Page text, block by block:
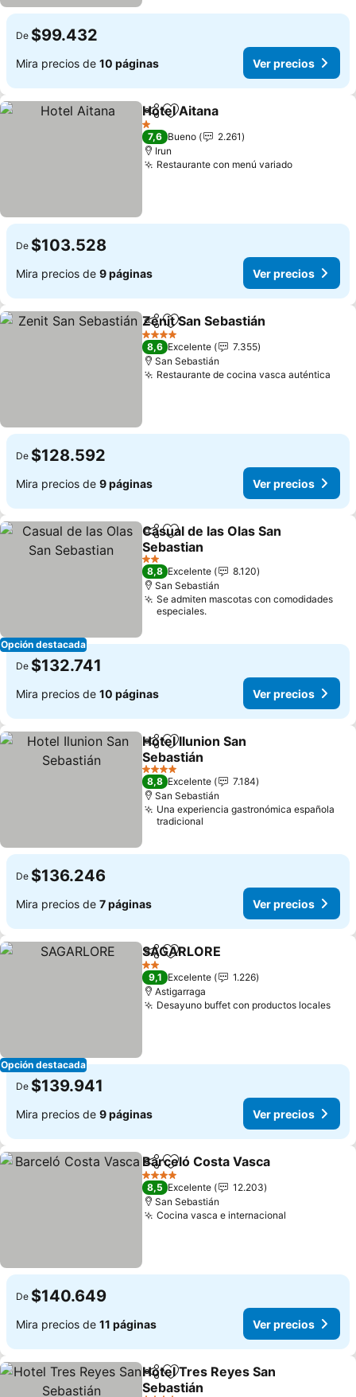
De $99.432
Mira precios de 10 páginas Ver precios
CompartirAgregar a favoritos
Hotel Aitana
1 Estrellas
7,6 Bueno
2.261
Irun
Restaurante con menú variadoVer
De $103.528
Mira precios de 9 páginas Ver precios
CompartirAgregar a favoritos
Zenit San Sebastián
4 Estrellas
8,6 Excelente
7.355
San Sebastián
Restaurante de cocina vasca auténtica
De $128.592
Mira precios de 9 páginas Ver precios
Opción destacada
CompartirAgregar a favoritos
Casual de las Olas San
Sebastian
Ver precios
2 Estrellas
8,8 Excelente
8.120
San Sebastián
Se admiten mascotas con comodidades
especiales.
De $132.741
Mira precios de 10 páginas Ver precios
CompartirAgregar a favoritos
Hotel Ilunion San
Sebastián
Ver precios
4 Estrellas
8,8 Excelente
7.184
San Sebastián
Una experiencia gastronómica española
tradicional
De $136.246
Mira precios de 7 páginas Ver precios
Opción destacada
CompartirAgregar a favoritos
SAGARLORE
2 Estrellas
9,1 Excelente
1.226
Astigarraga
Desayuno buffet con productos localesVer
De $139.941
Mira precios de 9 páginas Ver precios
CompartirAgregar a favoritos
Barceló Costa Vasca
4 Estrellas
8,5 Excelente
12.203
San Sebastián
Cocina vasca e internacional
De $140.649
Mira precios de 11 páginas Ver precios
CompartirAgregar a favoritos
Hotel Tres Reyes San
Sebastián